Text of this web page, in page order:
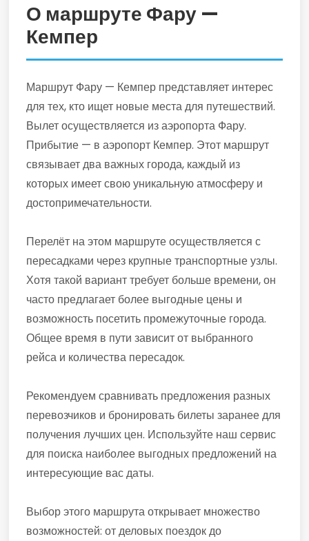
О маршруте Фару —
Кемпер
Маршрут Фару — Кемпер представляет интерес
для тех, кто ищет новые места для путешествий.
Вылет осуществляется из аэропорта Фару.
Прибытие — в аэропорт Кемпер. Этот маршрут
связывает два важных города, каждый из
которых имеет свою уникальную атмосферу и
достопримечательности.
Перелёт на этом маршруте осуществляется с
пересадками через крупные транспортные узлы.
Хотя такой вариант требует больше времени, он
часто предлагает более выгодные цены и
возможность посетить промежуточные города.
Общее время в пути зависит от выбранного
рейса и количества пересадок.
Рекомендуем сравнивать предложения разных
перевозчиков и бронировать билеты заранее для
получения лучших цен. Используйте наш сервис
для поиска наиболее выгодных предложений на
интересующие вас даты.
Выбор этого маршрута открывает множество
возможностей: от деловых поездок до